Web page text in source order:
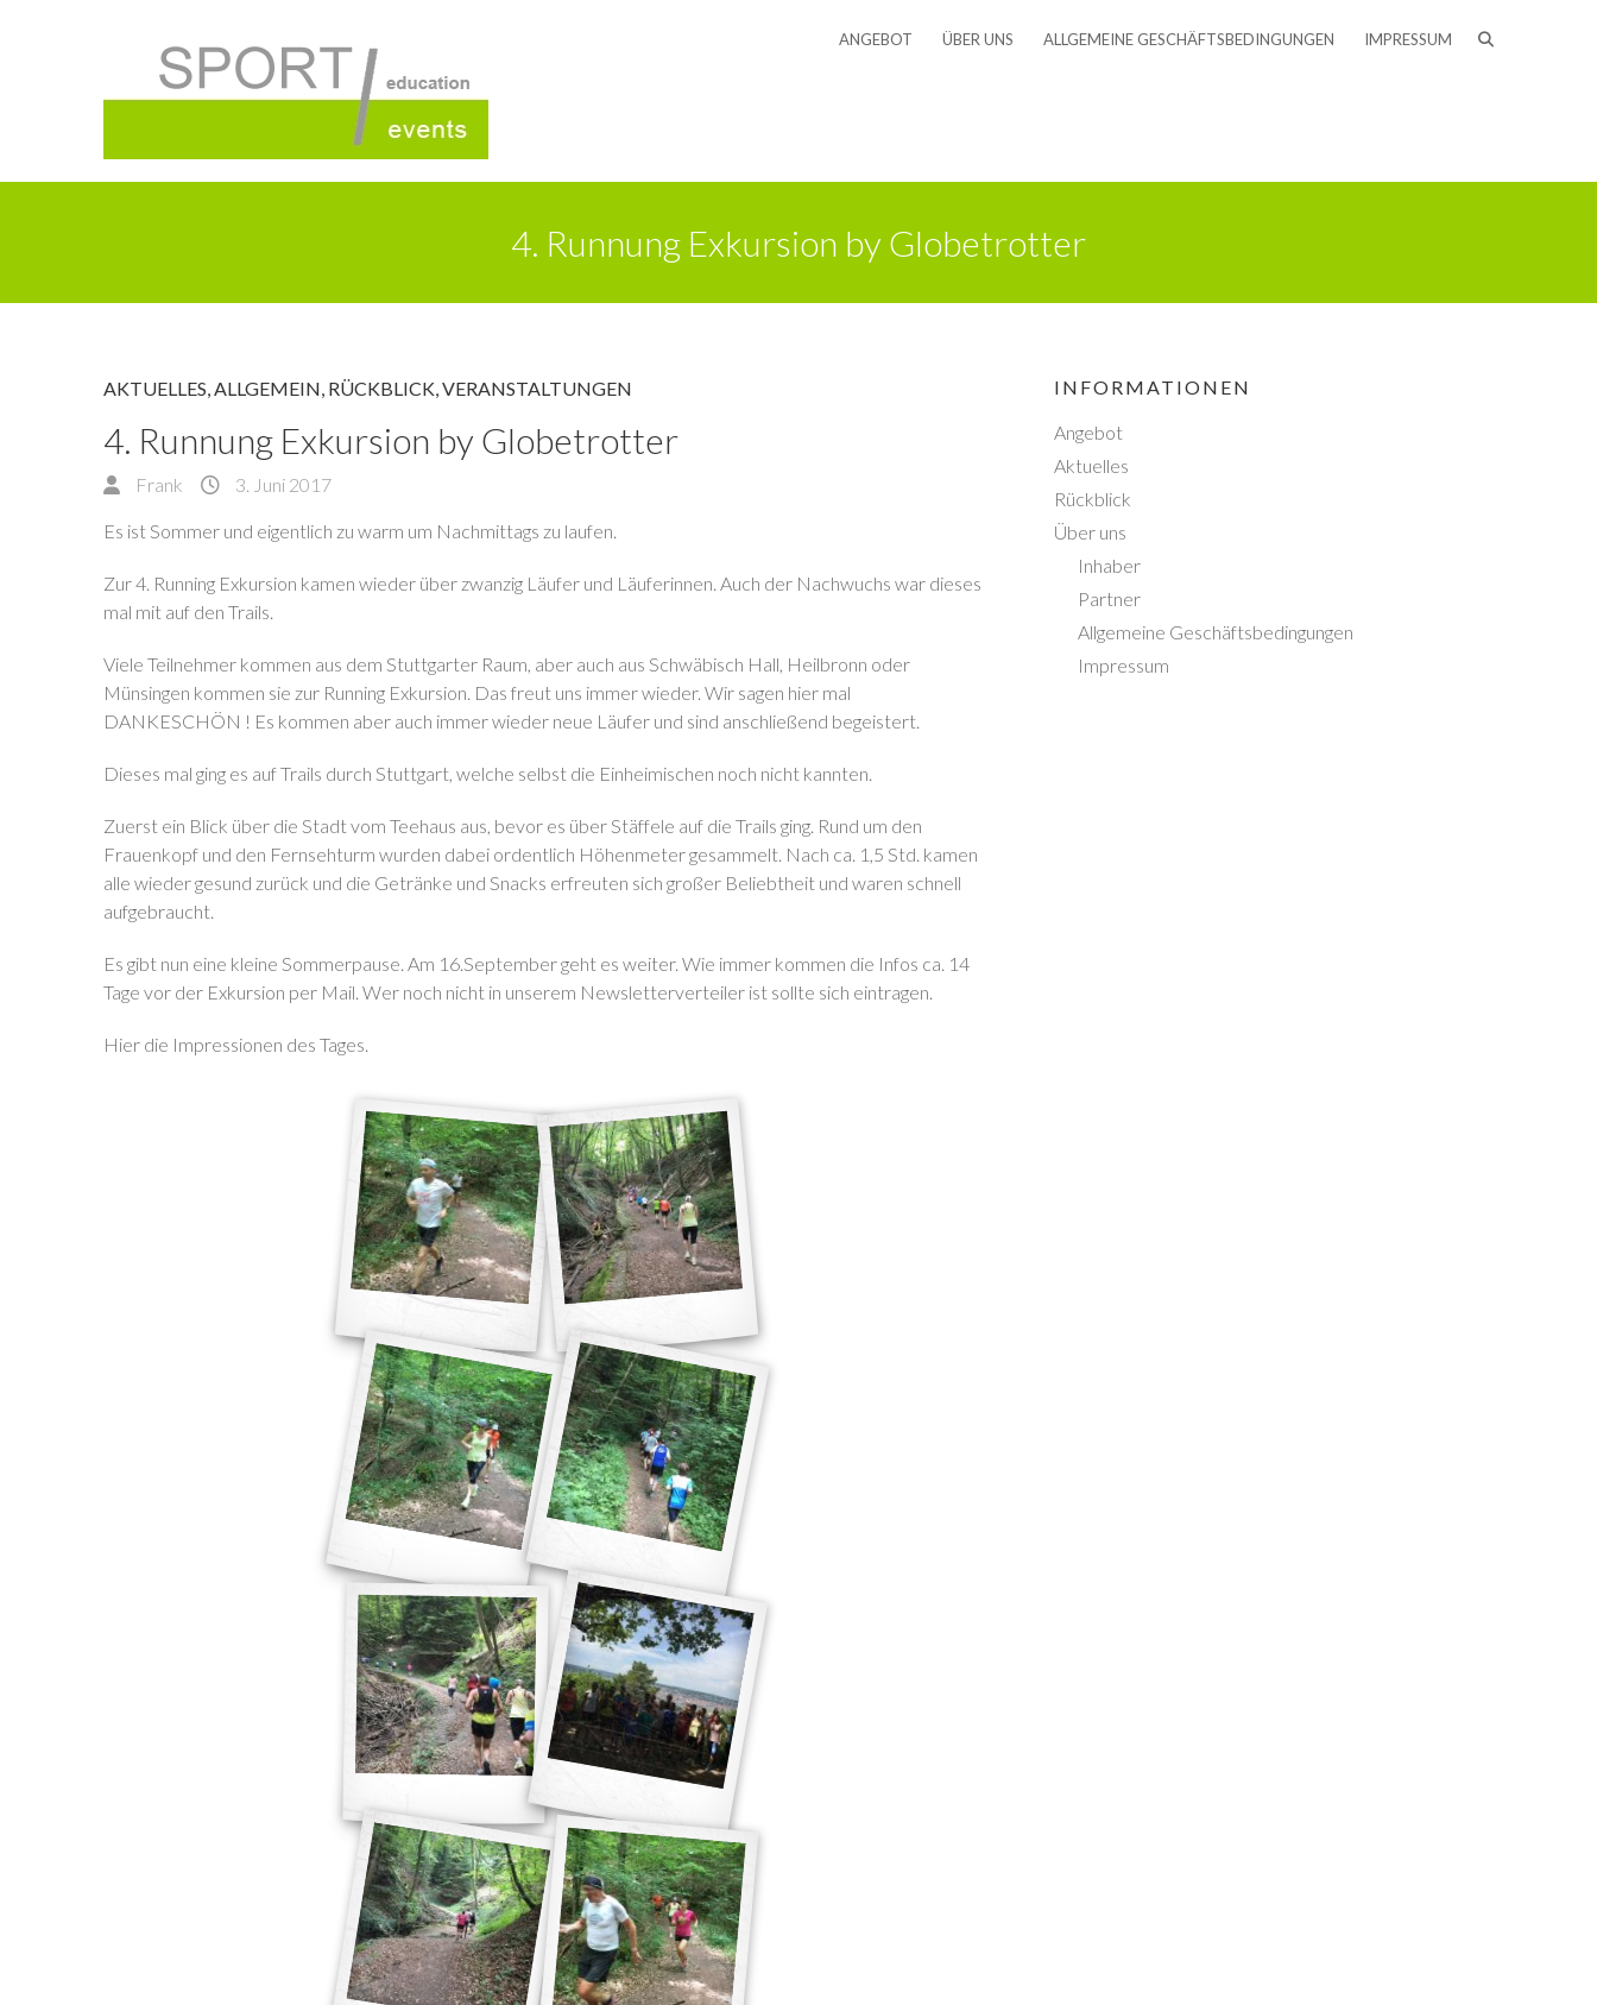
ANGEBOT ÜBER UNS ALLGEMEINE GESCHÄFTSBEDINGUNGEN IMPRESSUM
4. Runnung Exkursion by Globetrotter
AKTUELLES,ALLGEMEIN, RÜCKBLICK,VERANSTALTUNGEN
4. Runnung Exkursion by Globetrotter
Frank 3. Juni 2017
Es ist Sommer und eigentlich zu warm um Nachmittags zu laufen.
Zur 4. Running Exkursion kamen wieder über zwanzig Läufer und Läuferinnen. Auch der Nachwuchs war dieses
mal mit auf den Trails.
Viele Teilnehmer kommen aus dem Stuttgarter Raum, aber auch aus Schwäbisch Hall, Heilbronn oder
Münsingen kommen sie zur Running Exkursion. Das freut uns immer wieder. Wir sagen hier mal
DANKESCHÖN ! Es kommen aber auch immer wieder neue Läufer und sind anschließend begeistert.
Dieses mal ging es auf Trails durch Stuttgart, welche selbst die Einheimischen noch nicht kannten.
Zuerst ein Blick über die Stadt vom Teehaus aus, bevor es über Stäffele auf die Trails ging. Rund um den
Frauenkopf und den Fernsehturm wurden dabei ordentlich Höhenmeter gesammelt. Nach ca. 1,5 Std. kamen
alle wieder gesund zurück und die Getränke und Snacks erfreuten sich großer Beliebtheit und waren schnell
aufgebraucht.
Es gibt nun eine kleine Sommerpause. Am 16.September geht es weiter. Wie immer kommen die Infos ca. 14
Tage vor der Exkursion per Mail. Wer noch nicht in unserem Newsletterverteiler ist sollte sich eintragen.
Hier die Impressionen des Tages.
INFORMATIONEN
Angebot
Aktuelles
Rückblick
Über uns
Inhaber
Partner
Allgemeine Geschäftsbedingungen
Impressum